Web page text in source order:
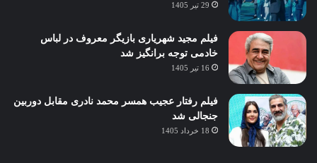
29 تیر 1405
فیلم مجید شهریاری بازیگر معروف در لباس
خادمی توجه برانگیز شد
16 تیر 1405
فیلم رفتار عجیب همسر محمد نادری مقابل دوربین
جنجالی شد
18 خرداد 1405